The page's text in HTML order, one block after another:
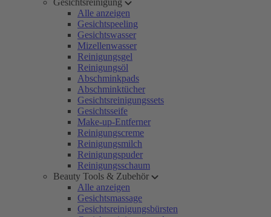
Gesichtsreinigung
Alle anzeigen
Gesichtspeeling
Gesichtswasser
Mizellenwasser
Reinigungsgel
Reinigungsöl
Abschminkpads
Abschminktücher
Gesichtsreinigungssets
Gesichtsseife
Make-up-Entferner
Reinigungscreme
Reinigungsmilch
Reinigungspuder
Reinigungsschaum
Beauty Tools & Zubehör
Alle anzeigen
Gesichtsmassage
Gesichtsreinigungsbürsten